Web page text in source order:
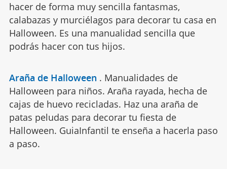
hacer de forma muy sencilla fantasmas,
calabazas y murciélagos para decorar tu casa en
Halloween. Es una manualidad sencilla que
podrás hacer con tus hijos.
Araña de Halloween . Manualidades de
Halloween para niños. Araña rayada, hecha de
cajas de huevo recicladas. Haz una araña de
patas peludas para decorar tu fiesta de
Halloween. GuiaInfantil te enseña a hacerla paso
a paso.